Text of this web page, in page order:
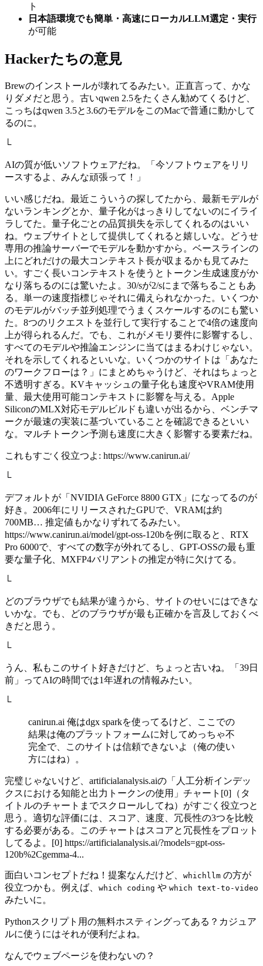
ト
日本語環境でも簡単・高速にローカルLLM選定・実行
が可能
Hackerたちの意見
Brewのインストールが壊れてるみたい。正直言って、かな
りダメだと思う。古いqwen 2.5をたくさん勧めてくるけど、
こっちはqwen 3.5と3.6のモデルをこのMacで普通に動かして
るのに。
└
AIの質が低いソフトウェアだね。「今ソフトウェアをリリ
ースするよ、みんな頑張って！」
いい感じだね。最近こういうの探してたから、最新モデルが
ないランキングとか、量子化がはっきりしてないのにイライ
ラしてた。量子化ごとの品質損失を示してくれるのはいい
ね。ウェブサイトとして提供してくれると嬉しいな。どうせ
専用の推論サーバーでモデルを動かすから。ベースラインの
上にどれだけの最大コンテキスト長が収まるかも見てみた
い。すごく長いコンテキストを使うとトークン生成速度がか
なり落ちるのには驚いたよ。30/sが2/sにまで落ちることもあ
る。単一の速度指標じゃそれに備えられなかった。いくつか
のモデルがバッチ並列処理でうまくスケールするのにも驚い
た。8つのリクエストを並行して実行することで4倍の速度向
上が得られるんだ。でも、これがメモリ要件に影響するし、
すべてのモデルや推論エンジンに当てはまるわけじゃない。
それを示してくれるといいな。いくつかのサイトは「あなた
のワークフローは？」にまとめちゃうけど、それはちょっと
不透明すぎる。KVキャッシュの量子化も速度やVRAM使用
量、最大使用可能コンテキストに影響を与える。Apple
SiliconのMLX対応モデルビルドも違いが出るから、ベンチマ
ークが最速の実装に基づいていることを確認できるといい
な。マルチトークン予測も速度に大きく影響する要素だね。
これもすごく役立つよ: https://www.canirun.ai/
└
デフォルトが「NVIDIA GeForce 8800 GTX」になってるのが
好き。2006年にリリースされたGPUで、VRAMは約
700MB… 推定値もかなりずれてるみたい。
https://www.canirun.ai/model/gpt-oss-120bを例に取ると、RTX
Pro 6000で、すべての数字が外れてるし、GPT-OSSの最も重
要な量子化、MXFP4バリアントの推定が特に欠けてる。
└
どのブラウザでも結果が違うから、サイトのせいにはできな
いかな。でも、どのブラウザが最も正確かを言及しておくべ
きだと思う。
└
うん、私もこのサイト好きだけど、ちょっと古いね。「39日
前」ってAIの時間では1年遅れの情報みたい。
└
canirun.ai 俺はdgx sparkを使ってるけど、ここでの
結果は俺のプラットフォームに対してめっちゃ不
完全で、このサイトは信頼できないよ（俺の使い
方にはね）。
完璧じゃないけど、artificialanalysis.aiの「人工分析インデッ
クスにおける知能と出力トークンの使用」チャート[0]（タ
イトルのチャートまでスクロールしてね）がすごく役立つと
思う。適切な評価には、スコア、速度、冗長性の3つを比較
する必要がある。このチャートはスコアと冗長性をプロット
してるよ。[0] https://artificialanalysis.ai/?models=gpt-oss-
120b%2Cgemma-4...
面白いコンセプトだね！提案なんだけど、 whichllm の方が
役立つかも。例えば、 which coding や which text-to-video
みたいに。
Pythonスクリプト用の無料ホスティングってある？カジュア
ルに使うにはそれが便利だよね。
なんでウェブページを使わないの？